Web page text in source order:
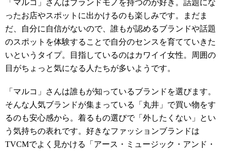
「マルコ」さんはブランドモノを持つのが好き。話題にな
ったお店やスポットに出かけるのも楽しみです。まだま
だ、自分に自信がないので、誰もが認めるブランドや話題
のスポットを体験することで自分のセンスを育てていきた
いというタイプ。目指しているのはカワイイ女性。周囲の
目がちょっと気になる人たちが多いようです。
「マルコ」さんは誰もが知っているブランドを選びます。
そんな人気ブランドが集まっている「丸井」で買い物をす
るのも安心感から。着るもの選びで「外したくない」とい
う気持ちの表れです。好きなファッションブランドは
TVCMでよく見かける「アース・ミュージック・アンド・